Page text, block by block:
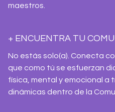
maestros.
+ ENCUENTRA TU
No estás solo(a). Conecta
que como tú se esfuerzan
física, mental y emocional a
dinámicas dentro de la